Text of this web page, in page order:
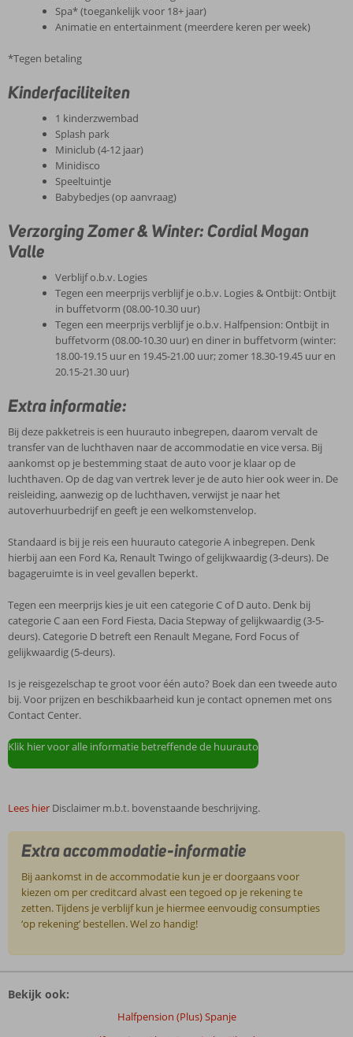
Spa* (toegankelijk voor 18+ jaar)
Animatie en entertainment (meerdere keren per week)
*Tegen betaling
Kinderfaciliteiten
1 kinderzwembad
Splash park
Miniclub (4-12 jaar)
Minidisco
Speeltuintje
Babybedjes (op aanvraag)
Verzorging Zomer & Winter: Cordial Mogan
Valle
Verblijf o.b.v. Logies
Tegen een meerprijs verblijf je o.b.v. Logies & Ontbijt: Ontbijt
in buffetvorm (08.00-10.30 uur)
Tegen een meerprijs verblijf je o.b.v. Halfpension: Ontbijt in
buffetvorm (08.00-10.30 uur) en diner in buffetvorm (winter:
18.00-19.15 uur en 19.45-21.00 uur; zomer 18.30-19.45 uur en
20.15-21.30 uur)
Extra informatie:
Bij deze pakketreis is een huurauto inbegrepen, daarom vervalt de
transfer van de luchthaven naar de accommodatie en vice versa. Bij
aankomst op je bestemming staat de auto voor je klaar op de
luchthaven. Op de dag van vertrek lever je de auto hier ook weer in. De
reisleiding, aanwezig op de luchthaven, verwijst je naar het
autoverhuurbedrijf en geeft je een welkomstenvelop.
Standaard is bij je reis een huurauto categorie A inbegrepen. Denk
hierbij aan een Ford Ka, Renault Twingo of gelijkwaardig (3-deurs). De
bagageruimte is in veel gevallen beperkt.
Tegen een meerprijs kies je uit een categorie C of D auto. Denk bij
categorie C aan een Ford Fiesta, Dacia Stepway of gelijkwaardig (3-5-
deurs). Categorie D betreft een Renault Megane, Ford Focus of
gelijkwaardig (5-deurs).
Is je reisgezelschap te groot voor één auto? Boek dan een tweede auto
bij. Voor prijzen en beschikbaarheid kun je contact opnemen met ons
Contact Center.
Klik hier voor alle informatie betreffende de huurauto
Lees hier Disclaimer m.b.t. bovenstaande beschrijving.
Extra accommodatie-informatie
Bij aankomst in de accommodatie kun je er doorgaans voor
kiezen om per creditcard alvast een tegoed op je rekening te
zetten. Tijdens je verblijf kun je hiermee eenvoudig consumpties
‘op rekening’ bestellen. Wel zo handig!
zijn
Bekijk ook:
Halfpension (Plus) Spanje